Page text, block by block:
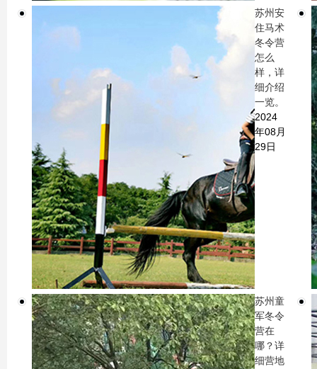
苏州安
住马术
冬令营
怎么
样，详
细介绍
一览。
2024
年08月
29日
苏州童
军冬令
营在
哪？详
细营地